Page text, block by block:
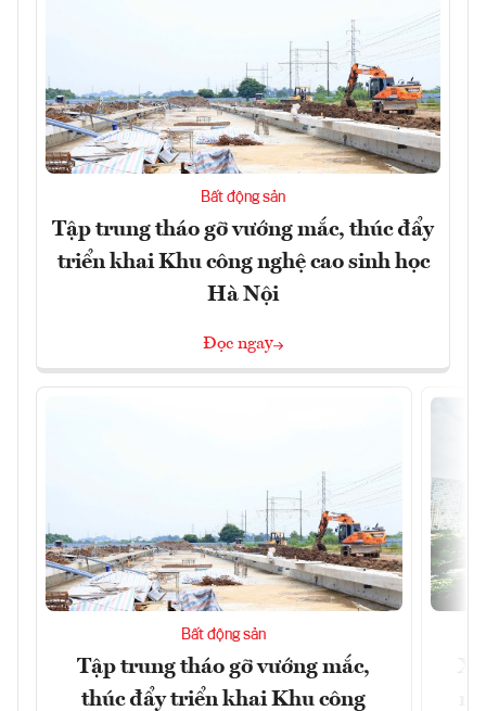
Bất động sản
Tập trung tháo gỡ vướng mắc, thúc đẩy
triển khai Khu công nghệ cao sinh học
Hà Nội
Đọc ngay
Bất động sản
Tập trung tháo gỡ vướng mắc,
thúc đẩy triển khai Khu công